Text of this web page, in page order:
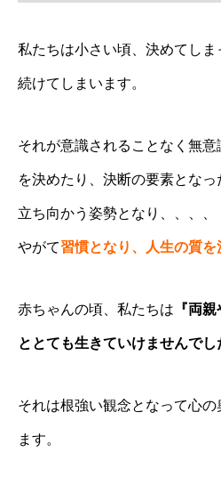
私たちは小さい頃、決めてし
続けてしまいます。
それが意識されることなく無
を決めたり、決断の要素となっ
立ち向かう姿勢となり、、、、
やがて習慣となり、人生の質
赤ちゃんの頃、私たちは 『両
ととても生きていけませんでし
それは根強い観念となって心
ます。